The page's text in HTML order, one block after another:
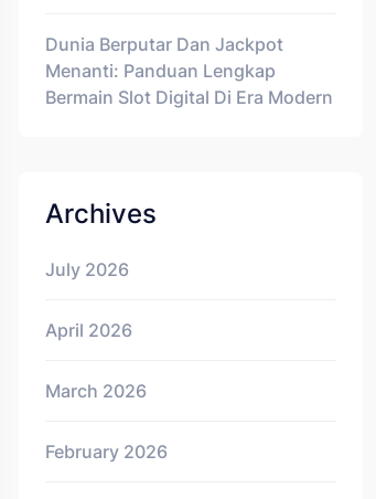
Dunia Berputar Dan Jackpot
Menanti: Panduan Lengkap
Bermain Slot Digital Di Era Modern
Archives
July 2026
April 2026
March 2026
February 2026